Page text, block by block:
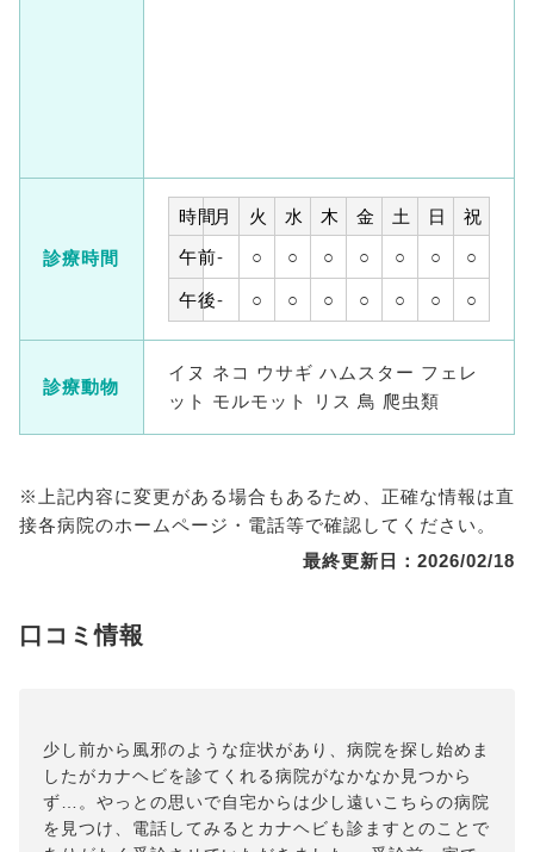
診療時間
時間月 火 水 木 金 土 日
祝
午前- ○ ○ ○ ○ ○ ○ ○
午後- ○ ○ ○ ○ ○ ○ ○
診療動物
イヌ ネコ ウサギ ハムスター フェレ
ット モルモット リス 鳥 爬虫類
※上記内容に変更がある場合もあるため、正確な情報は直
接各病院のホームページ・電話等で確認してください。
最終更新日：2026/02/18
口コミ情報
少し前から風邪のような症状があり、病院を探し始めま
したがカナヘビを診てくれる病院がなかなか見つから
ず…。やっとの思いで自宅からは少し遠いこちらの病院
を見つけ、電話してみるとカナヘビも診ますとのことで